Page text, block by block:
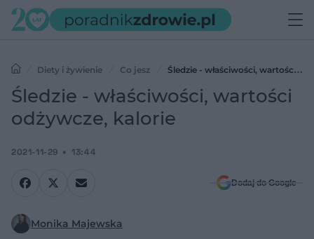
Diety i żywienie Co jesz
Śledzie - właściwości, wartości
odżywcze, kalorie
Śledzie - właściwości, wartości
odżywcze, kalorie
2021-11-29 13:44
Dodaj do Google
Monika Majewska